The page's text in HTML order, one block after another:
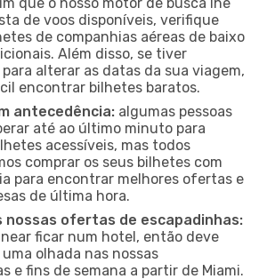
de voos disponíveis, verifique
de companhias aéreas de baixo
Além disso, se tiver
alterar as datas da sua viagem,
encontrar bilhetes baratos.
antecedência: algumas pessoas
até ao último minuto para
acessíveis, mas todos
comprar os seus bilhetes com
para encontrar melhores ofertas e
de última hora.
nossas ofertas de escapadinhas:
ficar num hotel, então deve
olhada nas nossas
e fins de semana a partir de Miami.